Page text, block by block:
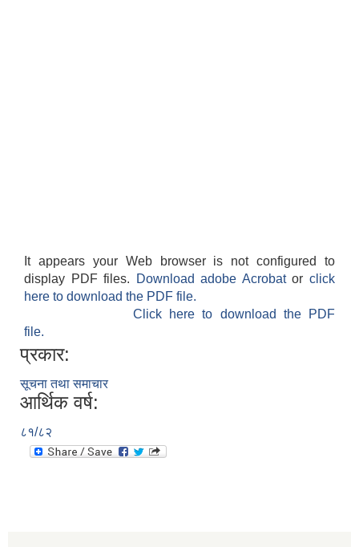
It appears your Web browser is not configured to
display PDF files.
Download adobe Acrobatorclick
here to download the PDF file.
Click here to download the PDF
file.
प्रकार:
सूचना तथा समाचार
आर्थिक वर्ष:
८१/८२